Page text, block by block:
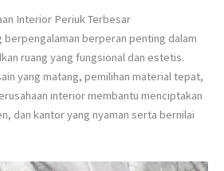
Interior Periuk Terbesar
berpengalaman berperan penting dalam
ruang yang fungsional dan estetis.
yang matang, pemilihan material tepat,
interior membantu menciptakan
dan kantor yang nyaman serta bernilai